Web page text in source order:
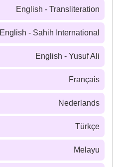
English - Transliteration
English - Sahih International
English - Yusuf Ali
Français
Nederlands
Türkçe
Melayu